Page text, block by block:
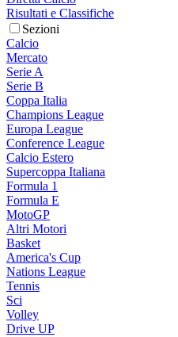
Risultati e Classifiche
Sezioni
Calcio
Mercato
Serie A
Serie B
Coppa Italia
Champions League
Europa League
Conference League
Calcio Estero
Supercoppa Italiana
Formula 1
Formula E
MotoGP
Altri Motori
Basket
America's Cup
Nations League
Tennis
Sci
Volley
Drive UP